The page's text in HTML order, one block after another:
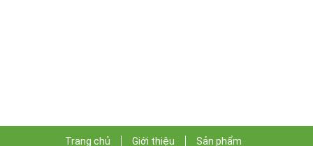
Trang chủ Giới thiệu Sản phẩm